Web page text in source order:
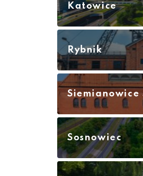
Katowice
Rybnik
Siemianowice
Sosnowiec